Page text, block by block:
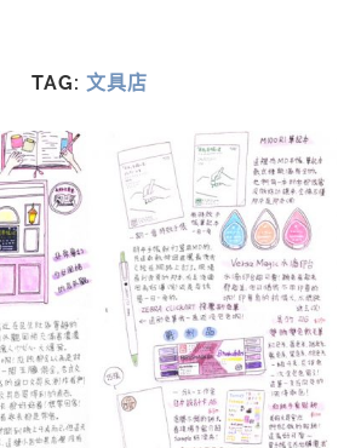
TAG: 文具店